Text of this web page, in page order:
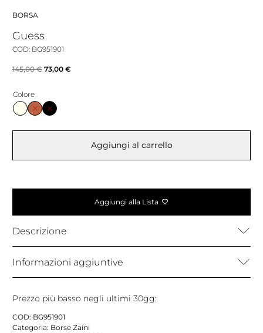
BORSA
Guess
COD: BG951901
145,00€ Il
originale
73,00 €Il
Colore
Aggiungi al carrello
Aggiungi alla Lista
Descrizione
Informazioni aggiuntive
Prezzo più basso negli ultimi 30gg:
COD: BG951901
Categoria: Borse Zaini